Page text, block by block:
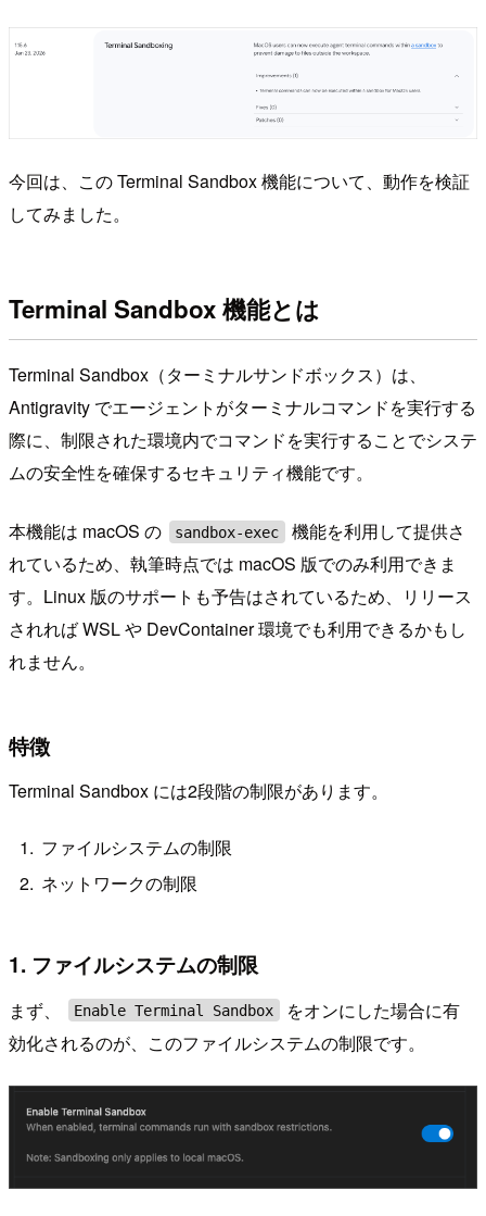
今回は、この Terminal Sandbox 機能について、動作を検証
してみました。
Terminal Sandbox 機能とは
Terminal Sandbox（ターミナルサンドボックス）は、
Antigravity でエージェントがターミナルコマンドを実行する
際に、制限された環境内でコマンドを実行することでシステ
ムの安全性を確保するセキュリティ機能です。
本機能は macOS の sandbox-exec
機能を利用して提供さ
れているため、執筆時点では macOS 版でのみ利用できま
す。Linux 版のサポートも予告はされているため、リリース
されれば WSL や DevContainer 環境でも利用できるかもし
れません。
特徴
Terminal Sandbox には2段階の制限があります。
ファイルシステムの制限
ネットワークの制限
1. ファイルシステムの制限
まず、 Enable Terminal Sandbox
をオンにした場合に有
効化されるのが、このファイルシステムの制限です。